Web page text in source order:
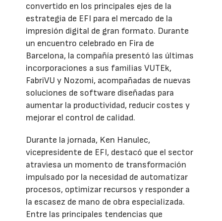
convertido en los principales ejes de la
estrategia de EFI para el mercado de la
impresión digital de gran formato. Durante
un encuentro celebrado en Fira de
Barcelona, la compañía presentó las últimas
incorporaciones a sus familias VUTEk,
FabriVU y Nozomi, acompañadas de nuevas
soluciones de software diseñadas para
aumentar la productividad, reducir costes y
mejorar el control de calidad.
Durante la jornada, Ken Hanulec,
vicepresidente de EFI, destacó que el sector
atraviesa un momento de transformación
impulsado por la necesidad de automatizar
procesos, optimizar recursos y responder a
la escasez de mano de obra especializada.
Entre las principales tendencias que